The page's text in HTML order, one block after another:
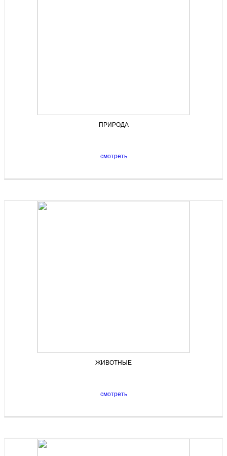
ПРИРОДА
смотреть
ЖИВОТНЫЕ
смотреть